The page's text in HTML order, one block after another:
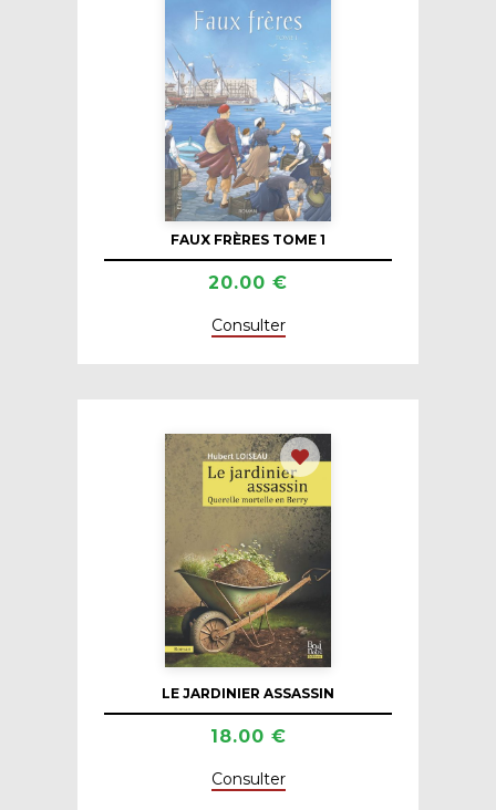
FAUX FRÈRES TOME 1
20.00 €
Consulter
LE JARDINIER ASSASSIN
18.00 €
Consulter